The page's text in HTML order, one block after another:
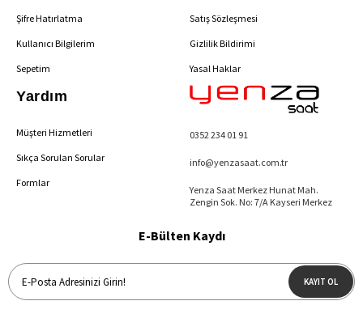
Şifre Hatırlatma
Kullanıcı Bilgilerim
Sepetim
Satış Sözleşmesi
Gizlilik Bildirimi
Yasal Haklar
Yardım
Müşteri Hizmetleri
Sıkça Sorulan Sorular
Formlar
0352 234 01 91
info@yenzasaat.com.tr
Yenza Saat Merkez Hunat Mah.
Zengin Sok. No: 7/A Kayseri Merkez
E-Bülten Kaydı
KAYIT OL